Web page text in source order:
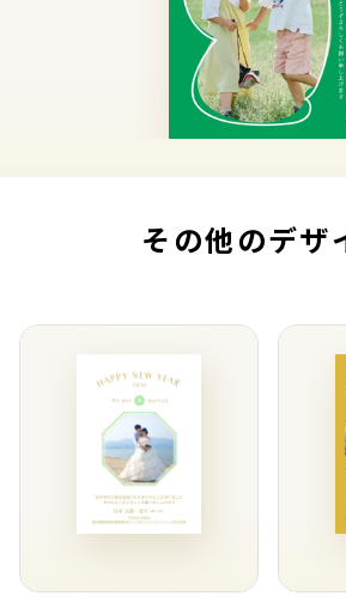
その他のデザ